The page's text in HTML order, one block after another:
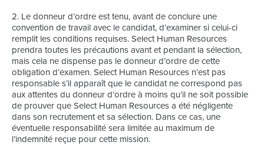
2. Le donneur d’ordre est tenu, avant de conclure une
convention de travail avec le candidat, d’examiner si celui-ci
remplit les conditions requises. Select Human Resources
prendra toutes les précautions avant et pendant la sélection,
mais cela ne dispense pas le donneur d’ordre de cette
obligation d’examen. Select Human Resources n’est pas
responsable s’il apparaît que le candidat ne correspond pas
aux attentes du donneur d’ordre à moins qu’il ne soit possible
de prouver que Select Human Resources a été négligente
dans son recrutement et sa sélection. Dans ce cas, une
éventuelle responsabilité sera limitée au maximum de
l’indemnité reçue pour cette mission.